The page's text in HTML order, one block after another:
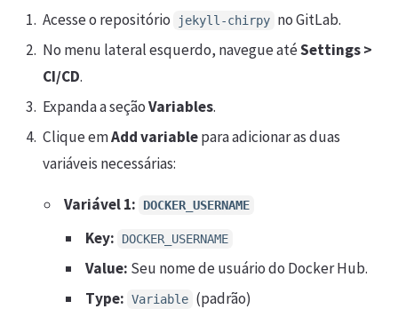
Acesse o repositório jekyll-chirpy no GitLab.
No menu lateral esquerdo, navegue atéSettings >
CI/CD.
Expanda a seçãoVariables.
Clique emAdd variablepara adicionar as duas
variáveis necessárias:
Variável 1: DOCKER_USERNAME
Key: DOCKER_USERNAME
Value: Seu nome de usuário do Docker Hub.
Type: Variable (padrão)